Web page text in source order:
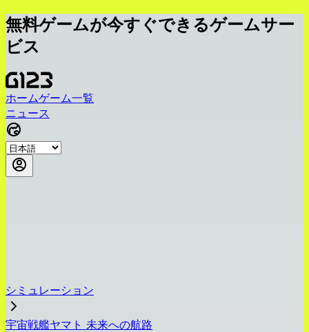
無料ゲームが今すぐできるゲームサー
ビス
ホームゲーム一覧
ニュース
シミュレーション
宇宙戦艦ヤマト 未来への航路